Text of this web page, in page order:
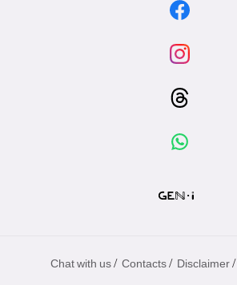
Chat with us / Contacts / Disclaimer /